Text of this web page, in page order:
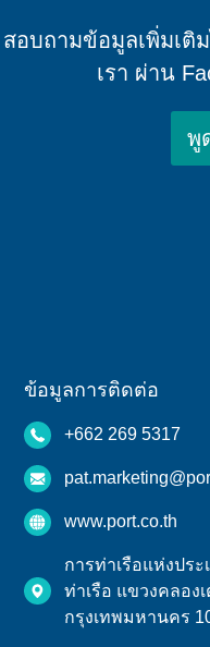
สอบถามข้อมูลเพิ่มเติ
เรา ผ่าน
พู
ข้อมูลการติดต่อ
+662 269 5317
www.port.co.th
การท่าเรือแห่งปร
ท่าเรือ แขวงคลอง
กรุงเทพมหานคร